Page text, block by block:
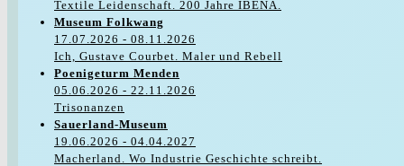
Textile Leidenschaft. 200 Jahre IBENA.
Museum Folkwang
17.07.2026 - 08.11.2026
Ich, Gustave Courbet. Maler und Rebell
Poenigeturm Menden
05.06.2026 - 22.11.2026
Trisonanzen
Sauerland-Museum
19.06.2026 - 04.04.2027
Macherland. Wo Industrie Geschichte schreibt.